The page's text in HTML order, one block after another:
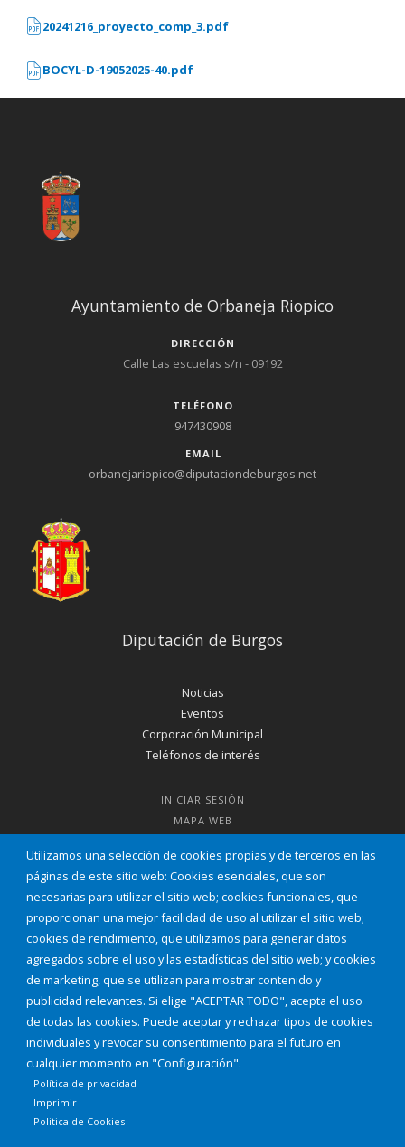
20241216_proyecto_comp_3.pdf
BOCYL-D-19052025-40.pdf
Utilizamos una selección de cookies propias y de terceros en las
páginas de este sitio web: Cookies esenciales, que son
necesarias para utilizar el sitio web; cookies funcionales, que
proporcionan una mejor facilidad de uso al utilizar el sitio web;
cookies de rendimiento, que utilizamos para generar datos
agregados sobre el uso y las estadísticas del sitio web; y cookies
de marketing, que se utilizan para mostrar contenido y
publicidad relevantes. Si elige "ACEPTAR TODO", acepta el uso
de todas las cookies. Puede aceptar y rechazar tipos de cookies
individuales y revocar su consentimiento para el futuro en
cualquier momento en "Configuración".
Política de privacidad
Imprimir
Politica de Cookies
Ayuntamiento de Orbaneja Riopico
DIRECCIÓN
Calle Las escuelas s/n - 09192
TELÉFONO
947430908
EMAIL
orbanejariopico@diputaciondeburgos.net
Diputación de Burgos
Noticias
Eventos
Corporación Municipal
Teléfonos de interés
INICIAR SESIÓN
MAPA WEB
Aviso Legal Política de privacidad